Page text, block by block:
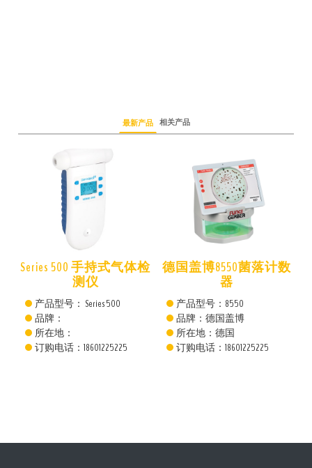
最新产品 相关产品
Series 500 手持式气体检
测仪
产品型号： Series 500
品牌：
所在地：
订购电话：18601225225
德国盖博8550菌落计数
器
产品型号：8550
品牌：德国盖博
所在地：德国
订购电话：18601225225